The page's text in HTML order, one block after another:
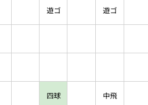
遊ゴ 遊ゴ
四球 中飛